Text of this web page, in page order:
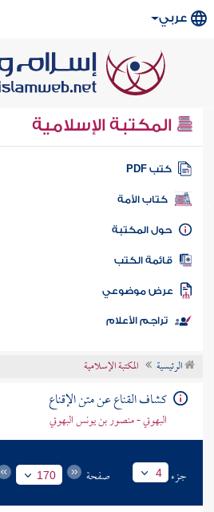
عربي
المكتبة الإسلامية
كتب PDF
كتاب الأمة
المكتبة
الكتب
موضوعي
تراجم الأعلام
الرئيسية المكتبة الإسلامية
كشاف القناع عن متن الإقناع
البهوتي - منصور بن يونس البهوتي
جزء 4 صفحة 170